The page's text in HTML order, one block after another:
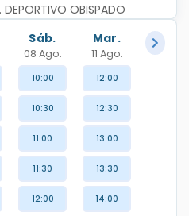
OBISPADO
21
Sáb.
08 Ago.
Mar.
11 Ago.
10:00
10:30
11:00
11:30
12:00
12:00
12:30
13:00
13:30
14:00